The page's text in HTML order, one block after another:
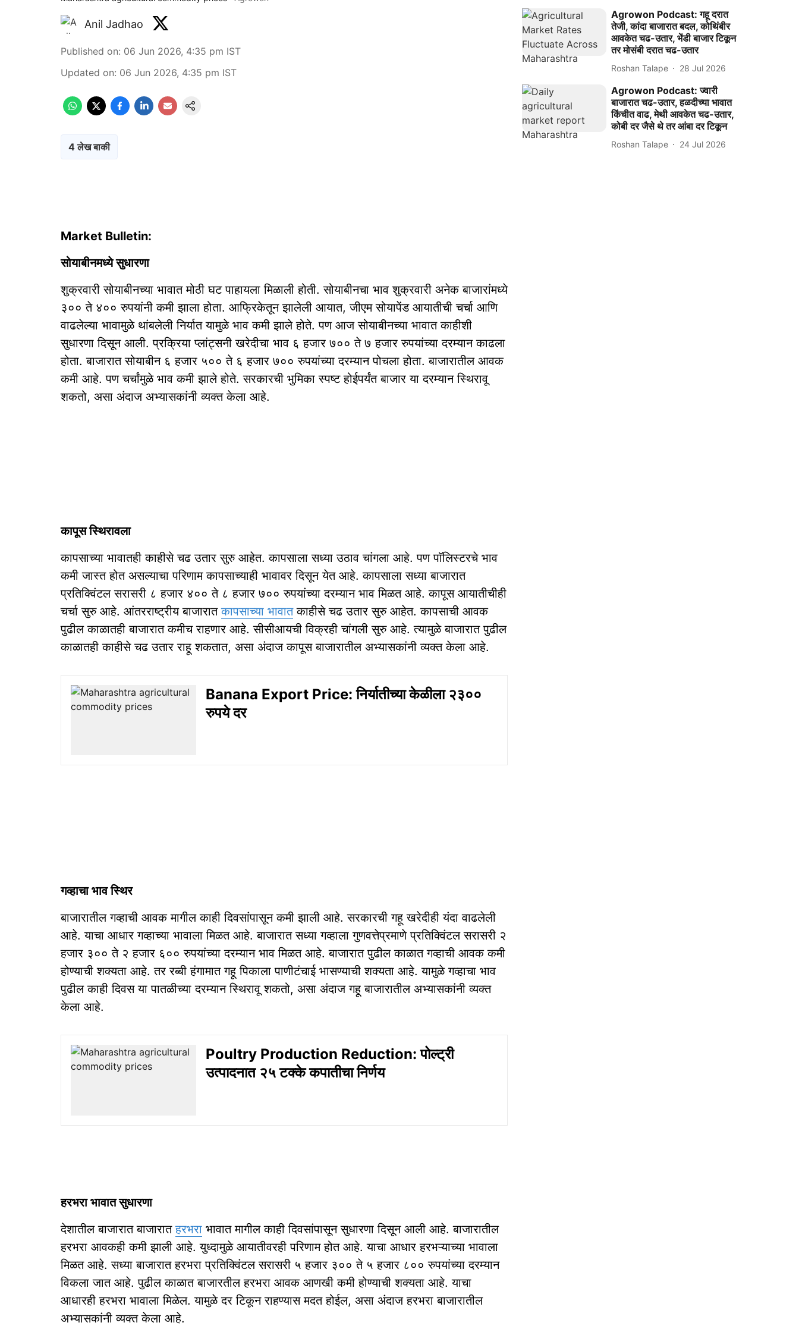
Anil Jadhao
Published on: 06 Jun 2026, 4:35 pm IST
Updated on: 06 Jun 2026, 4:35 pm IST
4 लेख बाकी
Market Bulletin:
सोयाबीनमध्ये सुधारणा
शुक्रवारी सोयाबीनच्या भावात मोठी घट पाहायला मिळाली होती. सोयाबीनचा भाव शुक्रवारी अनेक बाजारांमध्ये
३०० ते ४०० रुपयांनी कमी झाला होता. आफ्रिकेतून झालेली आयात, जीएम सोयापेंड आयातीची चर्चा आणि
वाढलेल्या भावामुळे थांबलेली निर्यात यामुळे भाव कमी झाले होते. पण आज सोयाबीनच्या भावात काहीशी
सुधारणा दिसून आली. प्रक्रिया प्लांट्सनी खरेदीचा भाव ६ हजार ७०० ते ७ हजार रुपयांच्या दरम्यान काढला
होता. बाजारात सोयाबीन ६ हजार ५०० ते ६ हजार ७०० रुपयांच्या दरम्यान पोचला होता. बाजारातील आवक
कमी आहे. पण चर्चांमुळे भाव कमी झाले होते. सरकारची भुमिका स्पष्ट होईपर्यंत बाजार या दरम्यान स्थिरावू
शकतो, असा अंदाज अभ्यासकांनी व्यक्त केला आहे.
कापूस स्थिरावला
कापसाच्या भावातही काहीसे चढ उतार सुरु आहेत. कापसाला सध्या उठाव चांगला आहे. पण पाॅलिस्टरचे भाव
कमी जास्त होत असल्याचा परिणाम कापसाच्याही भावावर दिसून येत आहे. कापसाला सध्या बाजारात
प्रतिक्विंटल सरासरी ८ हजार ४०० ते ८ हजार ७०० रुपयांच्या दरम्यान भाव मिळत आहे. कापूस आयातीचीही
चर्चा सुरु आहे. आंतरराष्ट्रीय बाजारातकापसाच्या भावातकाहीसे चढ उतार सुरु आहेत. कापसाची आवक
पुढील काळातही बाजारात कमीच राहणार आहे. सीसीआयची विक्रही चांगली सुरु आहे. त्यामुळे बाजारात पुढील
काळातही काहीसे चढ उतार राहू शकतात, असा अंदाज कापूस बाजारातील अभ्यासकांनी व्यक्त केला आहे.
Banana Export Price: निर्यातीच्या केळीला २३००
रुपये दर
गव्हाचा भाव स्थिर
बाजारातील गव्हाची आवक मागील काही दिवसांपासून कमी झाली आहे. सरकारची गहू खरेदीही यंदा वाढलेली
आहे. याचा आधार गव्हाच्या भावाला मिळत आहे. बाजारात सध्या गव्हाला गुणवत्तेप्रमाणे प्रतिक्विंटल सरासरी २
हजार ३०० ते २ हजार ६०० रुपयांच्या दरम्यान भाव मिळत आहे. बाजारात पुढील काळात गव्हाची आवक कमी
होण्याची शक्यता आहे. तर रब्बी हंगामात गहू पिकाला पाणीटंचाई भासण्याची शक्यता आहे. यामुळे गव्हाचा भाव
पुढील काही दिवस या पातळीच्या दरम्यान स्थिरावू शकतो, असा अंदाज गहू बाजारातील अभ्यासकांनी व्यक्त
केला आहे.
Poultry Production Reduction: पोल्ट्री
उत्पादनात २५ टक्के कपातीचा निर्णय
हरभरा भावात सुधारणा
देशातील बाजारात बाजारातहरभरा भावात मागील काही दिवसांपासून सुधारणा दिसून आली आहे. बाजारातील
हरभरा आवकही कमी झाली आहे. युध्दामुळे आयातीवरही परिणाम होत आहे. याचा आधार हरभऱ्याच्या भावाला
मिळत आहे. सध्या बाजारात हरभरा प्रतिक्विंटल सरासरी ५ हजार ३०० ते ५ हजार ८०० रुपयांच्या दरम्यान
विकला जात आहे. पुढील काळात बाजारतील हरभरा आवक आणखी कमी होण्याची शक्यता आहे. याचा
आधारही हरभरा भावाला मिळेल. यामुळे दर टिकून राहण्यास मदत होईल, असा अंदाज हरभरा बाजारातील
अभ्यासकांनी व्यक्त केला आहे.
Agrowon Podcast: गहू दरात
तेजी, कांदा बाजारात बदल, कोथिंबीर
आवकेत चढ-उतार, भेंडी बाजार टिकून
तर मोसंबी दरात चढ-उतार
Roshan Talape 28 Jul 2026
Agrowon Podcast: ज्वारी
बाजारात चढ-उतार, हळदीच्या भावात
किंचीत वाढ, मेथी आवकेत चढ-उतार,
कोबी दर जैसे थे तर आंबा दर टिकून
Roshan Talape 24 Jul 2026